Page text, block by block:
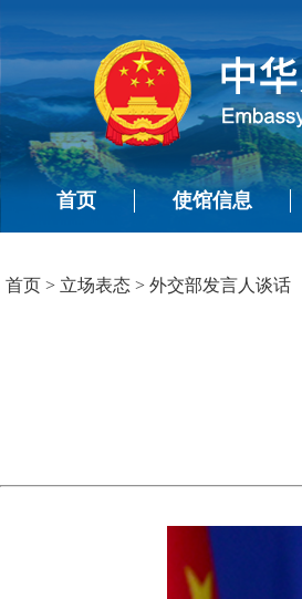
首页 使馆信息
首页 > 立场表态 > 外交部发言人谈话